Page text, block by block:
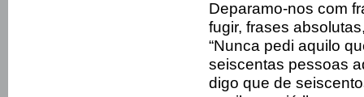
Deparamo-nos com
fugir, frases
“Nunca pedi aquilo
seiscentas pessoas
digo que de